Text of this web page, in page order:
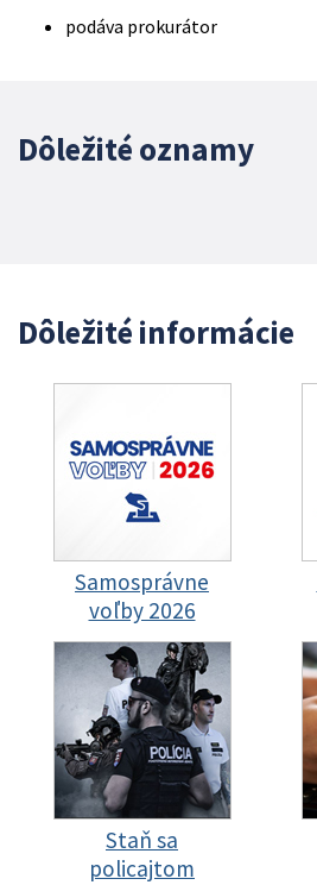
podáva prokurátor
Dôležité oznamy
Dôležité informácie
Samosprávne
voľby 2026
Staň sa
policajtom